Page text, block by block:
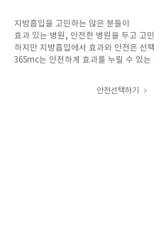
지방흡입을 고민하는 많은 분들이
효과 있는 병원, 안전한 병원을 두고 고
하지만 지방흡입에서 효과와 안전은 선
365mc는 안전하게 효과를 누릴 수 있는
안전선택하기